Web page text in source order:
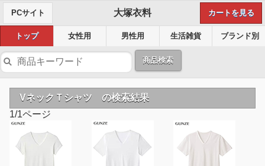
PCサイト 大塚衣料 カートを見る
トップ 女性用 男性用 生活雑貨 ブランド別
商品検索
VネックＴシャツ の検索結果
1/1ページ